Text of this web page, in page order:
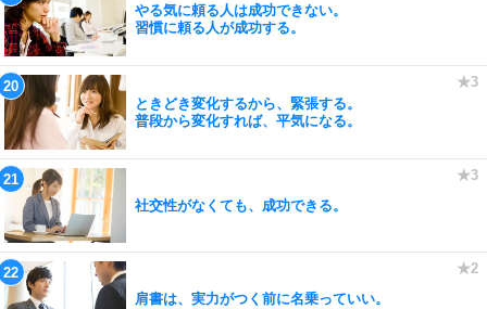
やる気に頼る人は成功できない。
習慣に頼る人が成功する。
ときどき変化するから、緊張する。
普段から変化すれば、平気になる。
社交性がなくても、成功できる。
肩書は、実力がつく前に名乗っていい。